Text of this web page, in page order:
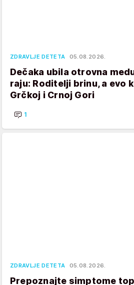
ZDRAVLJE DETETA 05.08.2026.
Dečaka ubila otrovna
raju: Roditelji brinu, a evo
Grčkoj i Crnoj Gori
1
ZDRAVLJE DETETA 05.08.2026.
Prepoznajte simptome